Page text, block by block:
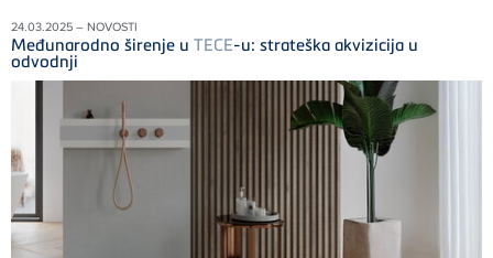
24.03.2025 – NOVOSTI
Međunarodno širenje u TECE-u: strateška akvizicija u
odvodnji